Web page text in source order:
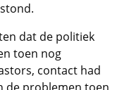
dat de politiek
toen nog
contact had